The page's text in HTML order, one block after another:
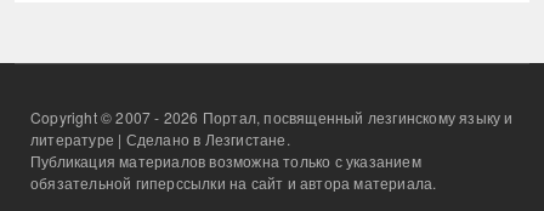
Copyright © 2007 - 2026 Портал, посвященный лезгинскому языку и
литературе | Сделано в Лезгистане.
Публикация материалов возможна только с указанием
обязательной гиперссылки на сайт и автора материала.